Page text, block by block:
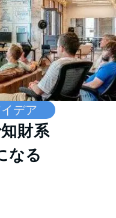
デア
財系
なる